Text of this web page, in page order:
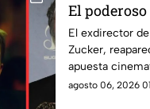
El
que vendió
los
sexuales y
'Primetime'
El exdirector
Zucker,
apuesta
‘Primetime’
agosto 06, 2026